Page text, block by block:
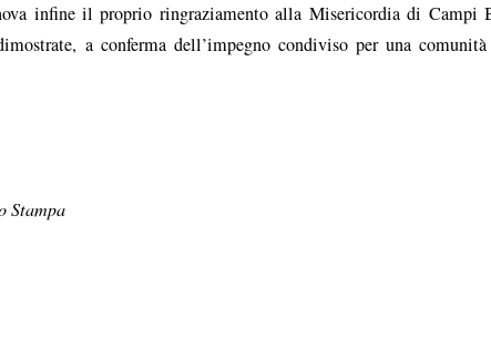
infine il proprio ringraziamento alla Misericordia di Campi
a conferma dell’impegno condiviso per una
Stampa